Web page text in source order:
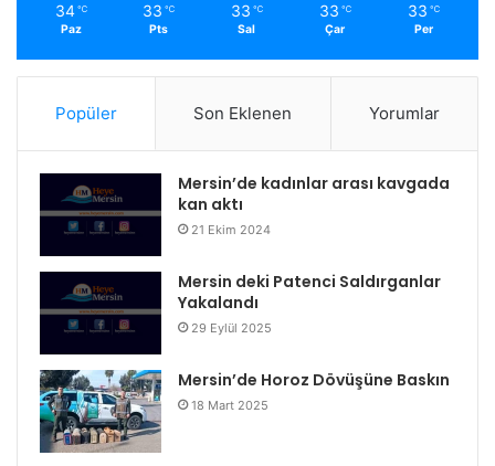
34 ℃
Paz
33 ℃
Pts
33 ℃
Sal
33 ℃
Çar
33 ℃
Per
Popüler Son Eklenen Yorumlar
Mersin’de kadınlar arası kavgada
kan aktı
21 Ekim 2024
Mersin deki Patenci Saldırganlar
Yakalandı
29 Eylül 2025
Mersin’de Horoz Dövüşüne Baskın
18 Mart 2025